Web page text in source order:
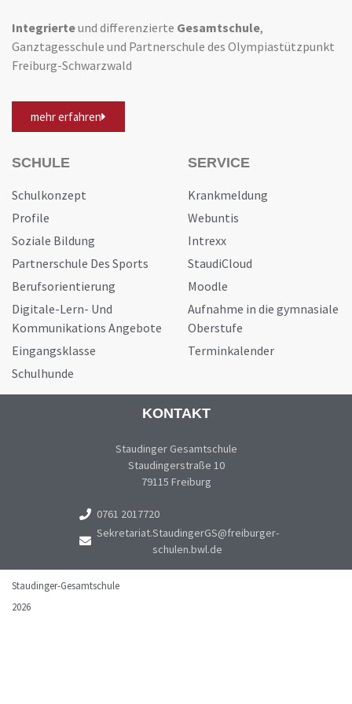
Integrierteund differenzierte Gesamtschule,
Ganztagesschule und Partnerschule des Olympiastützpunkt
Freiburg-Schwarzwald
mehr erfahren
SCHULE
Schulkonzept
Profile
Soziale Bildung
Partnerschule Des Sports
Berufsorientierung
Digitale-Lern- Und
Kommunikations Angebote
Eingangsklasse
Schulhunde
SERVICE
Krankmeldung
Webuntis
Intrexx
StaudiCloud
Moodle
Aufnahme in die gymnasiale
Oberstufe
Terminkalender
KONTAKT
Staudinger Gesamtschule
Staudingerstraße 10
79115 Freiburg
0761 2017720
Sekretariat.StaudingerGS@freiburger-
schulen.bwl.de
Staudinger-Gesamtschule
2026